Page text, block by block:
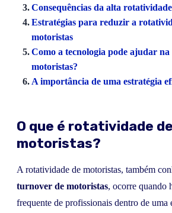
Consequências da alta
Estratégias para reduzir a
motoristas
Como a tecnologia pode ajudar na
motoristas?
A importância de uma estratégia
O que é rotatividade de
motoristas?
A rotatividade de motoristas, também
turnover de motoristas, ocorre quando
frequente de profissionais dentro de uma